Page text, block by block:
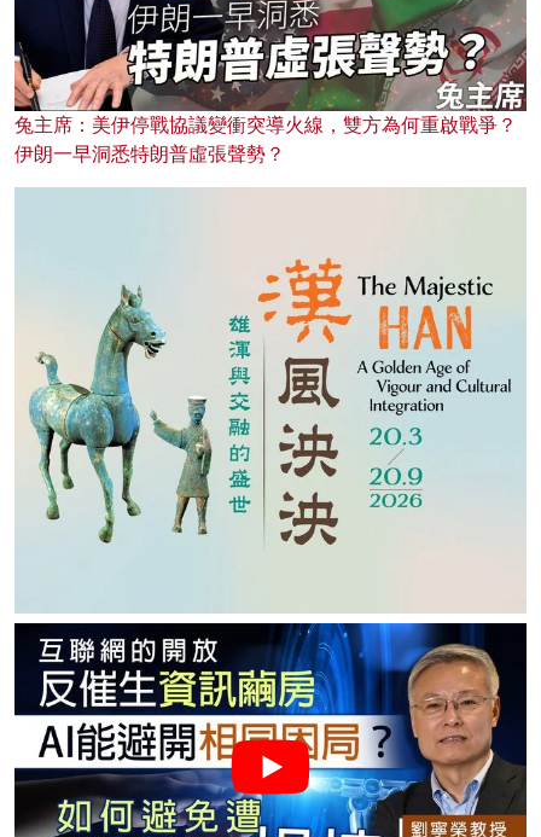
兔主席：美伊停戰協議變衝突導火線，雙方為何重啟戰爭？
伊朗一早洞悉特朗普虛張聲勢？